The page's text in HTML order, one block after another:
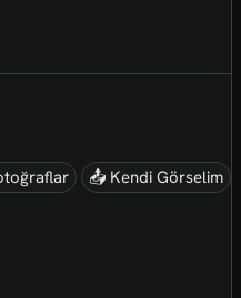
📤 Kendi Görselim